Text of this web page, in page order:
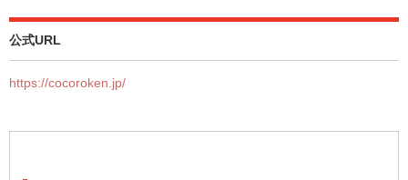
公式URL
https://cocoroken.jp/